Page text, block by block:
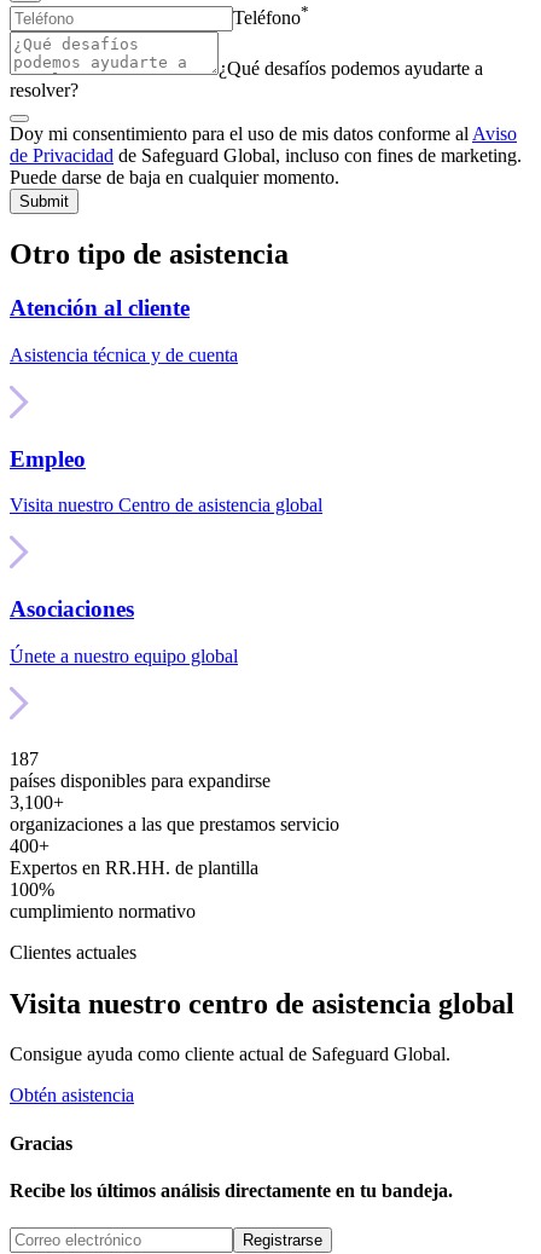
Teléfono*
¿Qué desafíos podemos ayudarte a
resolver?
Doy mi consentimiento para el uso de mis datos conforme al Aviso
de Privacidad de Safeguard Global, incluso con fines de marketing.
Puede darse de baja en cualquier momento.
Submit
Otro tipo de asistencia
Atención al cliente
Asistencia técnica y de cuenta
Empleo
Visita nuestro Centro de asistencia global
Asociaciones
Únete a nuestro equipo global
187
países disponibles para expandirse
3,100+
organizaciones a las que prestamos servicio
400+
Expertos en RR.HH. de plantilla
100%
cumplimiento normativo
Clientes actuales
Visita nuestro centro de asistencia global
Consigue ayuda como cliente actual de Safeguard Global.
Obtén asistencia
Gracias
Recibe los últimos análisis directamente en tu bandeja.
Registrarse